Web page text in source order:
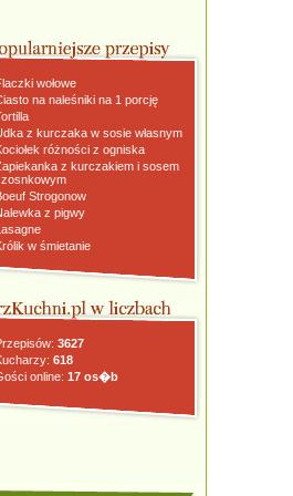
wołowe
na naleśniki na 1 porcję
z kurczaka w sosie własnym
różności z ogniska
z kurczakiem i sosem
Strogonow
z pigwy
w śmietanie
3627
618
online:17 os�b